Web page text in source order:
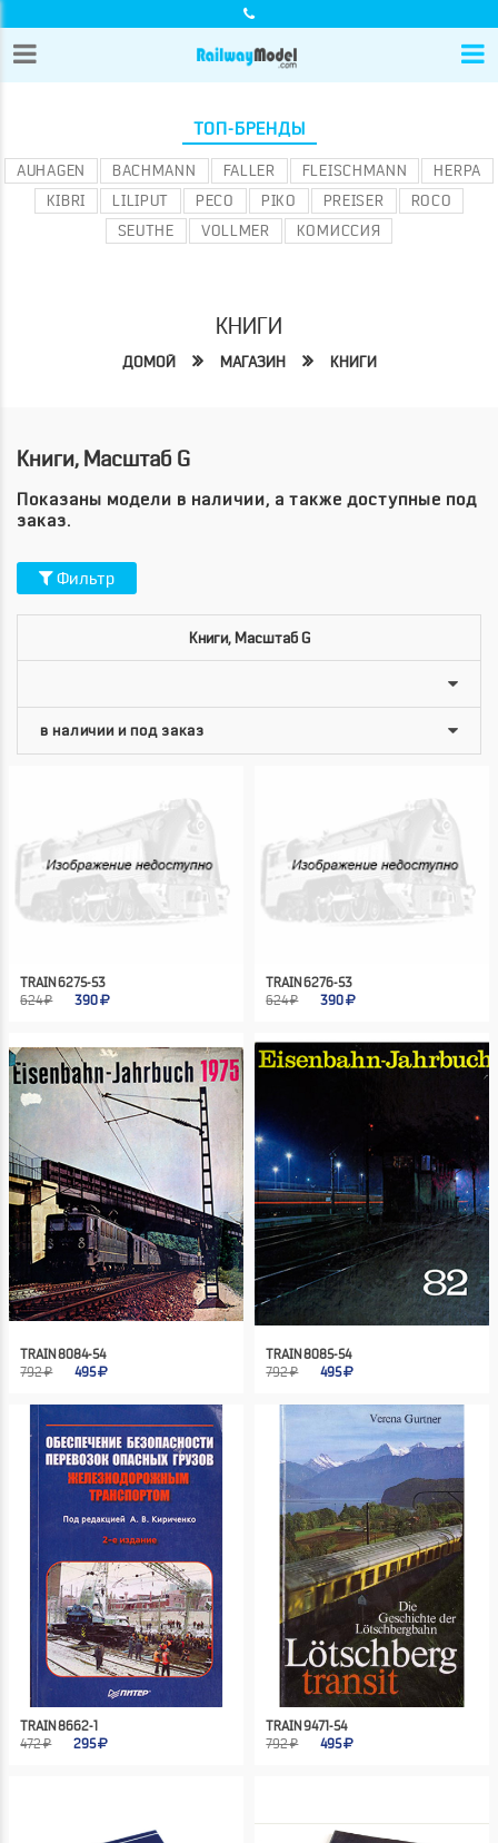
ТОП-БРЕНДЫ
AUHAGEN BACHMANN FALLER FLEISCHMANN
HERPA
KIBRI
LILIPUT PECO PIKO PREISER
ROCO
SEUTHE
VOLLMER КОМИССИЯ
КНИГИ
ДОМОЙ МАГАЗИН КНИГИ
Книги, Масштаб G
Показаны модели в наличии, а также доступные под
заказ.
Фильтр
Книги, Масштаб G
TRAIN 6275-53
624 ₽
390
TRAIN 6276-53
624 ₽
390
TRAIN 8084-54
792 ₽
495
TRAIN 8085-54
792 ₽
495
TRAIN 8662-1
472 ₽
295
TRAIN 9471-54
792 ₽
495